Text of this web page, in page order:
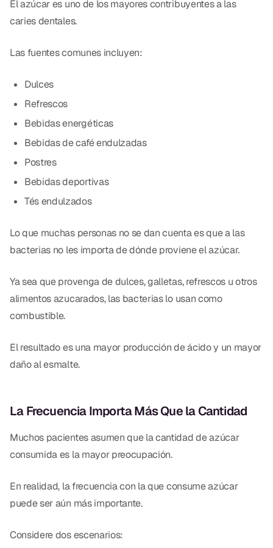
El azúcar es uno de los mayores contribuyentes a las
caries dentales.
Las fuentes comunes incluyen:
Dulces
Refrescos
Bebidas energéticas
Bebidas de café endulzadas
Postres
Bebidas deportivas
Tés endulzados
Lo que muchas personas no se dan cuenta es que a las
bacterias no les importa de dónde proviene el azúcar.
Ya sea que provenga de dulces, galletas, refrescos u otros
alimentos azucarados, las bacterias lo usan como
combustible.
El resultado es una mayor producción de ácido y un mayor
daño al esmalte.
La Frecuencia Importa Más Que la Cantidad
Muchos pacientes asumen que la cantidad de azúcar
consumida es la mayor preocupación.
En realidad, la frecuencia con la que consume azúcar
puede ser aún más importante.
Considere dos escenarios: